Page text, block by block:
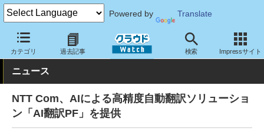
Powered by Translate
カテゴリ 過去記事 検索 Impressサイト
クラウド Watch サービス・ソフト サービス コミュニケーショ
ニュース
NTT Com、AIによる高精度自動翻訳ソリューショ
ン「AI翻訳PF」を提供